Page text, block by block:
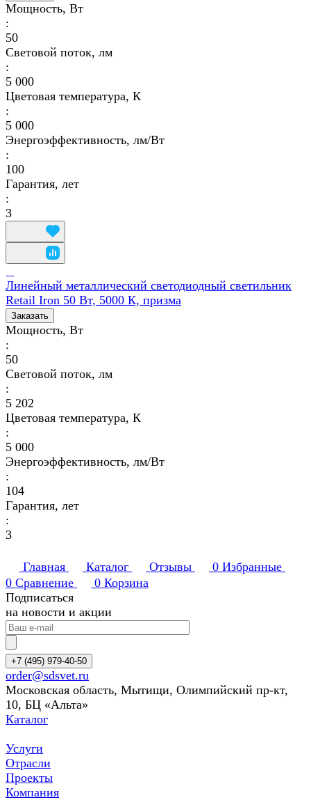
Мощность, Вт
:
50
Световой поток, лм
:
5 000
Цветовая температура, К
:
5 000
Энергоэффективность, лм/Вт
:
100
Гарантия, лет
:
3
Линейный металлический светодиодный светильник
Retail Iron 50 Вт, 5000 К, призма
Заказать
Мощность, Вт
:
50
Световой поток, лм
:
5 202
Цветовая температура, К
:
5 000
Энергоэффективность, лм/Вт
:
104
Гарантия, лет
:
3
Главная Каталог Отзывы 0 Избранные
0 Сравнение 0 Корзина
Подписаться
на новости и акции
+7 (495) 979-40-50
order@sdsvet.ru
Московская область, Мытищи, Олимпийский пр-кт,
10, БЦ «Альта»
Каталог
Услуги
Отрасли
Проекты
Компания